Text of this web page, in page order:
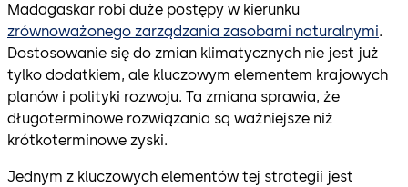
Madagaskar robi duże postępy w kierunku
zrównoważonego zarządzania zasobami naturalnymi.
Dostosowanie się do zmian klimatycznych nie jest już
tylko dodatkiem, ale kluczowym elementem krajowych
planów i polityki rozwoju. Ta zmiana sprawia, że
długoterminowe rozwiązania są ważniejsze niż
krótkoterminowe zyski.
Jednym z kluczowych elementów tej strategii jest